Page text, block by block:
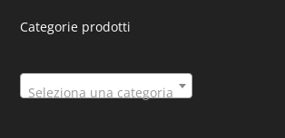
Categorie prodotti
Seleziona una categoria